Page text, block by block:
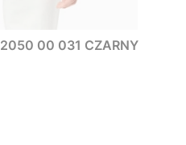
00 031 CZARNY